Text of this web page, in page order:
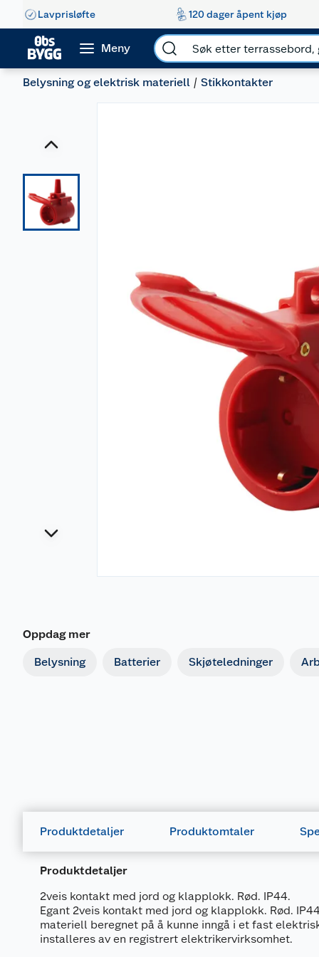
Lavprisløfte 120 dager åpent kjøp
Meny
Belysning og elektrisk materiell Stikkontakter
Oppdag mer
Belysning Batterier Skjøteledninger
Produktdetaljer Produktomtaler
Produktdetaljer
2veis kontakt med jord og klapplokk. Rød. IP44.
Egant 2veis kontakt med jord og klapplokk. Rød.
materiell beregnet på å kunne inngå i et fast
installeres av en registrert elektrikervirksomhet.